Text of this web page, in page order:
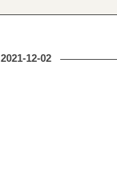
2021-12-02